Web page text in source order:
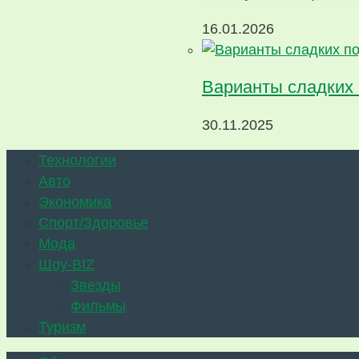
16.01.2026
Варианты сладких
30.11.2025
Технологии
Авто
Экономика
Спорт/Здоровье
Мода
Шоу-BIZ
Звезды
Фильмы
Туризм